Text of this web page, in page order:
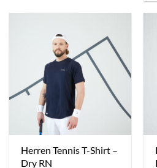
Herren Tennis T-Shirt –
Dry RN